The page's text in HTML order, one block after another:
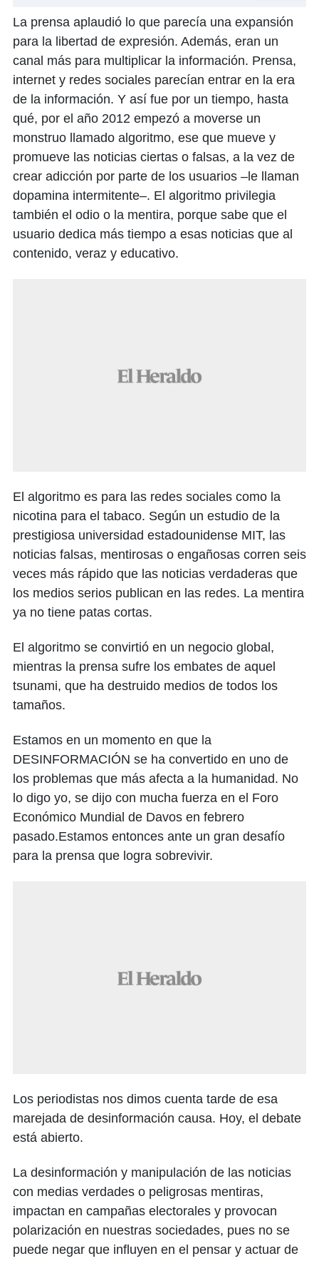
La prensa aplaudió lo que parecía una expansión
para la libertad de expresión. Además, eran un
canal más para multiplicar la información. Prensa,
internet y redes sociales parecían entrar en la era
de la información. Y así fue por un tiempo, hasta
qué, por el año 2012 empezó a moverse un
monstruo llamado algoritmo, ese que mueve y
promueve las noticias ciertas o falsas, a la vez de
crear adicción por parte de los usuarios –le llaman
dopamina intermitente–. El algoritmo privilegia
también el odio o la mentira, porque sabe que el
usuario dedica más tiempo a esas noticias que al
contenido, veraz y educativo.
El algoritmo es para las redes sociales como la
nicotina para el tabaco. Según un estudio de la
prestigiosa universidad estadounidense MIT, las
noticias falsas, mentirosas o engañosas corren seis
veces más rápido que las noticias verdaderas que
los medios serios publican en las redes. La mentira
ya no tiene patas cortas.
El algoritmo se convirtió en un negocio global,
mientras la prensa sufre los embates de aquel
tsunami, que ha destruido medios de todos los
tamaños.
Estamos en un momento en que la
DESINFORMACIÓN se ha convertido en uno de
los problemas que más afecta a la humanidad. No
lo digo yo, se dijo con mucha fuerza en el Foro
Económico Mundial de Davos en febrero
pasado.Estamos entonces ante un gran desafío
para la prensa que logra sobrevivir.
Los periodistas nos dimos cuenta tarde de esa
marejada de desinformación causa. Hoy, el debate
está abierto.
La desinformación y manipulación de las noticias
con medias verdades o peligrosas mentiras,
impactan en campañas electorales y provocan
polarización en nuestras sociedades, pues no se
puede negar que influyen en el pensar y actuar de